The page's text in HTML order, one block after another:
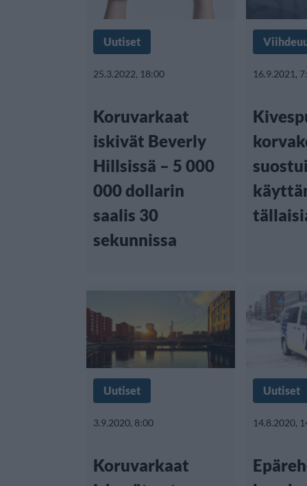
Uutiset
25.3.2022, 18:00
Koruvarkaat
iskivät Beverly
Hillsissä – 5 000
000 dollarin
saalis 30
sekunnissa
16.9.2021,
Uutiset
3.9.2020, 8:00
Koruvarkaat
Uutiset
14.8.2020,